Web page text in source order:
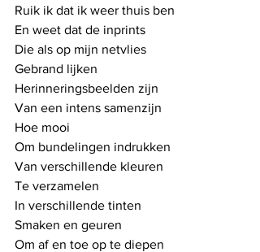
Ruik ik dat ik weer thuis ben
En weet dat de inprints
Die als op mijn netvlies
Gebrand lijken
Herinneringsbeelden zijn
Van een intens samenzijn
Hoe mooi
Om bundelingen indrukken
Van verschillende kleuren
Te verzamelen
In verschillende tinten
Smaken en geuren
Om af en toe op te diepen